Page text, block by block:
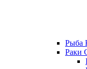
Рыба
Раки